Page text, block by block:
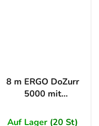
8 m ERGO DoZurr
5000 mit
Auf Lager (20 St)